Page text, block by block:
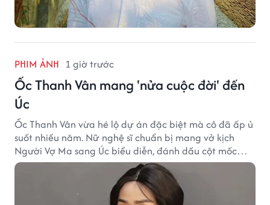
PHIM ẢNH 1 giờ trước
Ốc Thanh Vân mang 'nửa cuộc đời' đến
Úc
Ốc Thanh Vân vừa hé lộ dự án đặc biệt mà cô đã ấp ủ
suốt nhiều năm. Nữ nghệ sĩ chuẩn bị mang vở kịch
Người Vợ Ma sang Úc biểu diễn, đánh dấu cột mốc
đáng nhớ trong hành trình làm nghề.